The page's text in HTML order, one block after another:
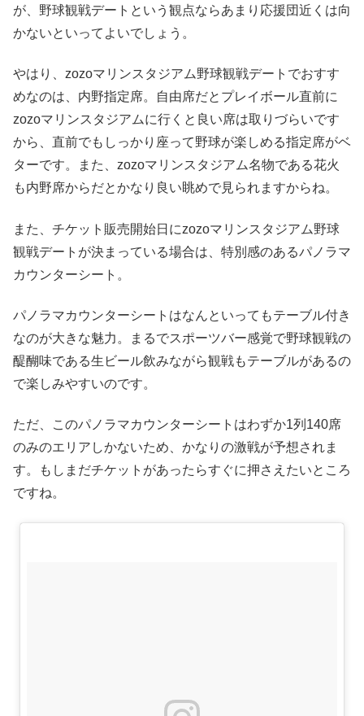
が、野球観戦デートという観点ならあまり応援団近くは向
かないといってよいでしょう。
やはり、zozoマリンスタジアム野球観戦デートでおすす
めなのは、内野指定席。自由席だとプレイボール直前に
zozoマリンスタジアムに行くと良い席は取りづらいです
から、直前でもしっかり座って野球が楽しめる指定席がベ
ターです。また、zozoマリンスタジアム名物である花火
も内野席からだとかなり良い眺めで見られますからね。
また、チケット販売開始日にzozoマリンスタジアム野球
観戦デートが決まっている場合は、特別感のあるパノラマ
カウンターシート。
パノラマカウンターシートはなんといってもテーブル付き
なのが大きな魅力。まるでスポーツバー感覚で野球観戦の
醍醐味である生ビール飲みながら観戦もテーブルがあるの
で楽しみやすいのです。
ただ、このパノラマカウンターシートはわずか1列140席
のみのエリアしかないため、かなりの激戦が予想されま
す。もしまだチケットがあったらすぐに押さえたいところ
ですね。